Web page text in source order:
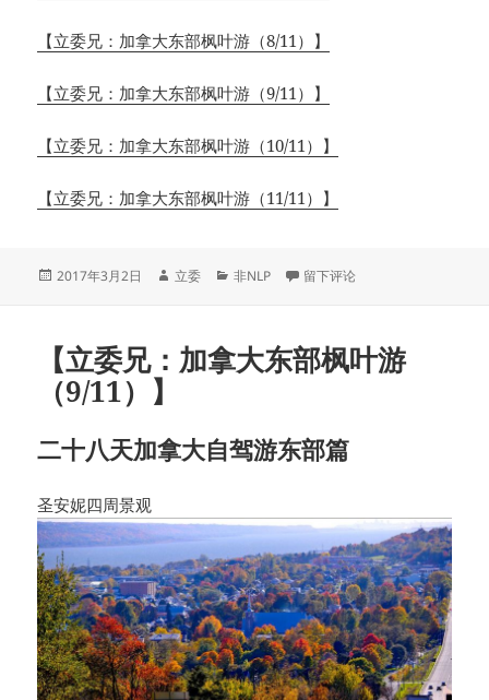
【立委兄：加拿大东部枫叶游（8/11）】
【立委兄：加拿大东部枫叶游（9/11）】
【立委兄：加拿大东部枫叶游（10/11）】
【立委兄：加拿大东部枫叶游（11/11）】
发
2017年3月2日
作
立委
分
非NLP 于【立委兄：加拿大东部枫叶
留下评论
【立委兄：加拿大东部枫叶游
（9/11）】
二十八天加拿大自驾游东部篇
圣安妮四周景观